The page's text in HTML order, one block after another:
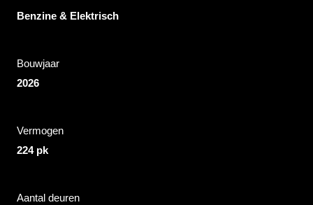
Benzine & Elektrisch
Bouwjaar
2026
Vermogen
224 pk
Aantal deuren